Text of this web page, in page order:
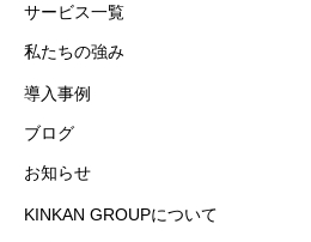
サービス一覧
私たちの強み
導入事例
ブログ
お知らせ
KINKAN GROUPについて